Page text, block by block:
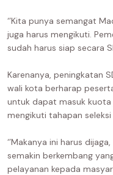
‘’Kita punya semangat
juga harus mengikuti.
sudah harus siap secara
Karenanya, peningkatan
wali kota berharap
untuk dapat masuk
mengikuti tahapan
‘’Makanya ini harus
semakin berkembang
pelayanan kepada